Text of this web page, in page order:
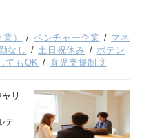
） ベンチャー企業
マネ
なし 土日祝休み
ポテン
てもOK 育児支援制度
リ
テ